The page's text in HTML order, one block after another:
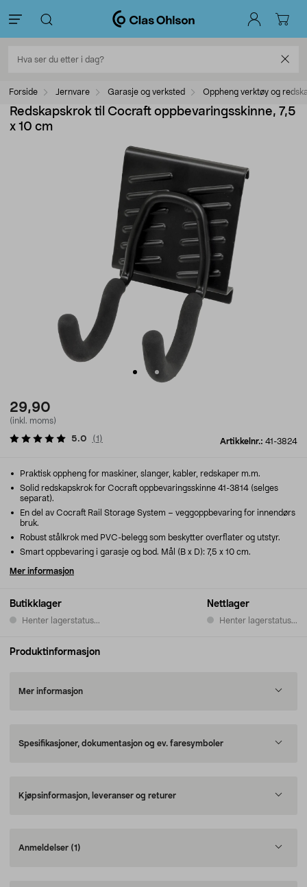
Forside Jernvare Garasje og verksted Oppheng verktøy og
Redskapskrok til Cocraft oppbevaringsskinne, 7,5
x 10 cm
29,90
(inkl. moms)
Artikkelnr.: 41-3824
5.0 (1 )
Butikklager
Henter lagerstatus...
Nettlager
Henter lagerstatus...
Praktisk oppheng for maskiner, slanger, kabler, redskaper m.m.
Solid redskapskrok for Cocraft oppbevaringsskinne 41-3814 (selges
separat).
En del av Cocraft Rail Storage System – veggoppbevaring for innendørs
bruk.
Robust stålkrok med PVC-belegg som beskytter overflater og utstyr.
Smart oppbevaring i garasje og bod. Mål (B x D): 7,5 x 10 cm.
Mer informasjon
Produktinformasjon
Mer informasjon
Spesifikasjoner, dokumentasjon og ev. faresymboler
Kjøpsinformasjon, leveranser og returer
Anmeldelser (1)